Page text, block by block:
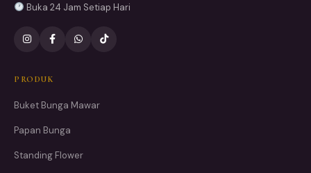
Buka 24 Jam Setiap Hari
PRODUK
Buket Bunga Mawar
Papan Bunga
Standing Flower